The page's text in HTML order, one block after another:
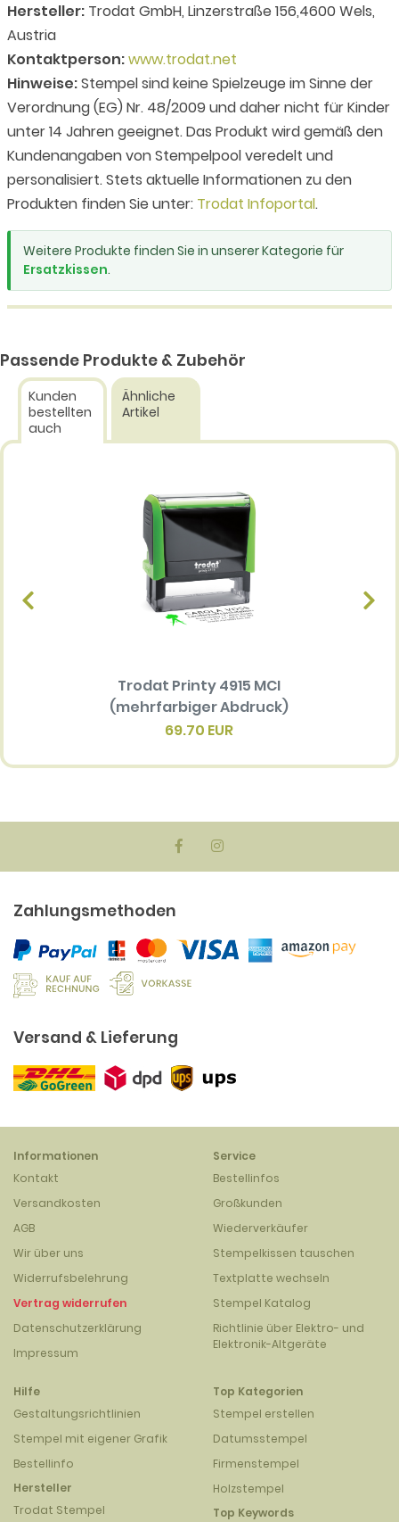
Hersteller: Trodat GmbH, Linzerstraße 156,4600 Wels,
Austria
Kontaktperson:www.trodat.net
Hinweise:Stempel sind keine Spielzeuge im Sinne der
Verordnung (EG) Nr. 48/2009 und daher nicht für Kinder
unter 14 Jahren geeignet. Das Produkt wird gemäß den
Kundenangaben von Stempelpool veredelt und
personalisiert. Stets aktuelle Informationen zu den
Produkten finden Sie unter: Trodat Infoportal.
Weitere Produkte finden Sie in unserer Kategorie für
Ersatzkissen.
Passende Produkte & Zubehör
Kunden
bestellten
auch
Ähnliche
Artikel
Trodat Printy 4915 MCI
(mehrfarbiger Abdruck)
69.70 EUR
Zahlungsmethoden
Versand & Lieferung
Informationen
Kontakt
Versandkosten
AGB
Wir über uns
Widerrufsbelehrung
Vertrag widerrufen
Datenschutzerklärung
Impressum
Service
Bestellinfos
Großkunden
Wiederverkäufer
Stempelkissen tauschen
Textplatte wechseln
Stempel Katalog
Richtlinie über Elektro- und
Elektronik-Altgeräte
Hilfe
Gestaltungsrichtlinien
Stempel mit eigener Grafik
Bestellinfo
Hersteller
Trodat Stempel
Top Kategorien
Stempel erstellen
Datumsstempel
Firmenstempel
Holzstempel
Top Keywords